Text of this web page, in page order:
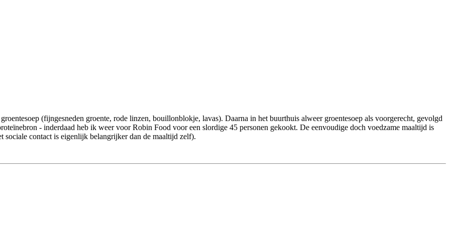
(fijngesneden groente, rode linzen, bouillonblokje, lavas). Daarna in het buurthuis alweer groentesoep als voorgerecht, gevolgd
- inderdaad heb ik weer voor Robin Food voor een slordige 45 personen gekookt. De eenvoudige doch voedzame maaltijd is
sociale contact is eigenlijk belangrijker dan de maaltijd zelf).